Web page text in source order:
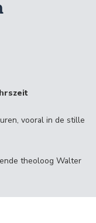
vooral in de stille
theoloog Walter